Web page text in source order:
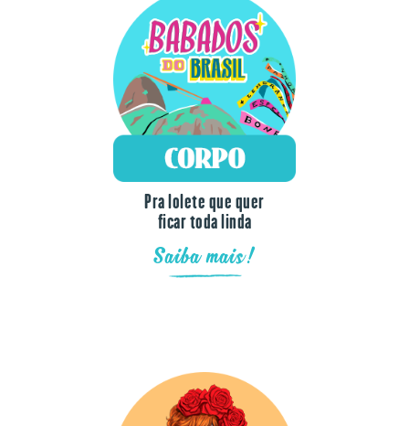
Pra lolete que quer
ficar toda linda
Saiba mais!